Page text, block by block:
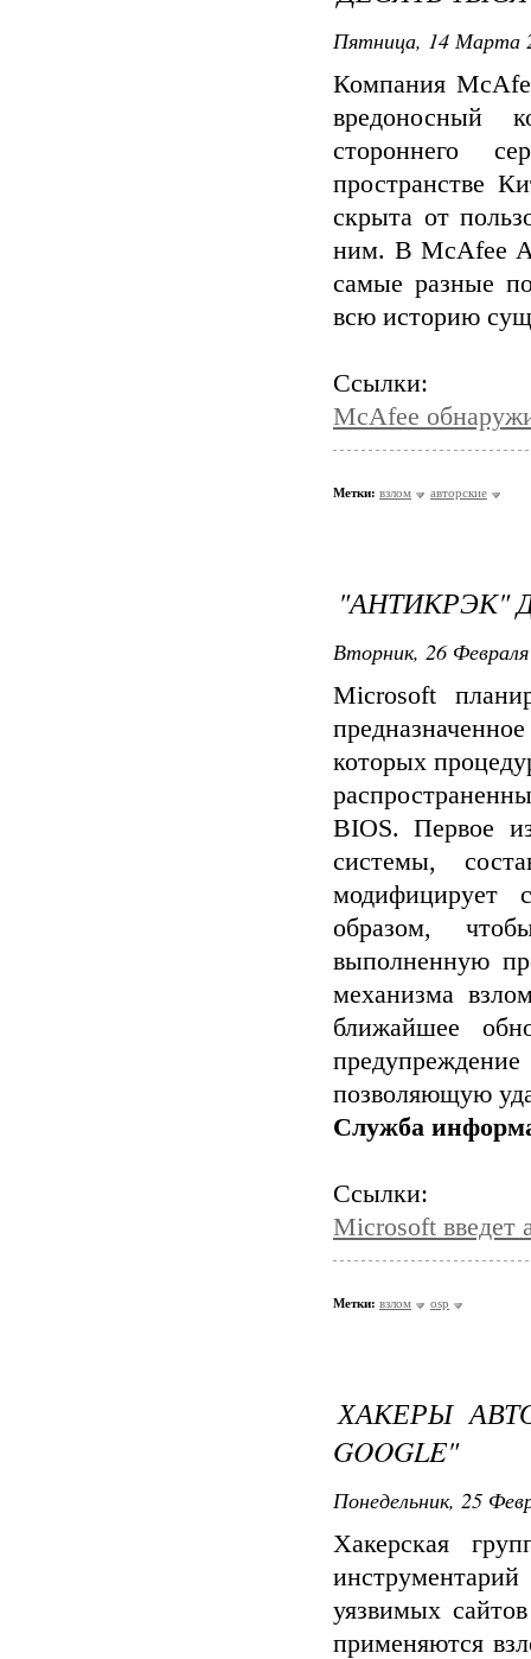
Пятница, 14 Марта
Компания
вредоносный
стороннего
пространстве
скрыта от
ним. В McAfee
самые разные
всю историю
Ссылки:
McAfee
Метки: взлом авторские
"АНТИКРЭК"
Вторник, 26
Microsoft
которых
BIOS. Первое
системы,
модифицирует
образом,
выполненную
механизма
ближайшее
позволяющую
Служба
Ссылки:
Microsoft введет
Метки: взлом osp
ХАКЕРЫ
GOOGLE"
Понедельник, 25
Хакерская
уязвимых
применяются